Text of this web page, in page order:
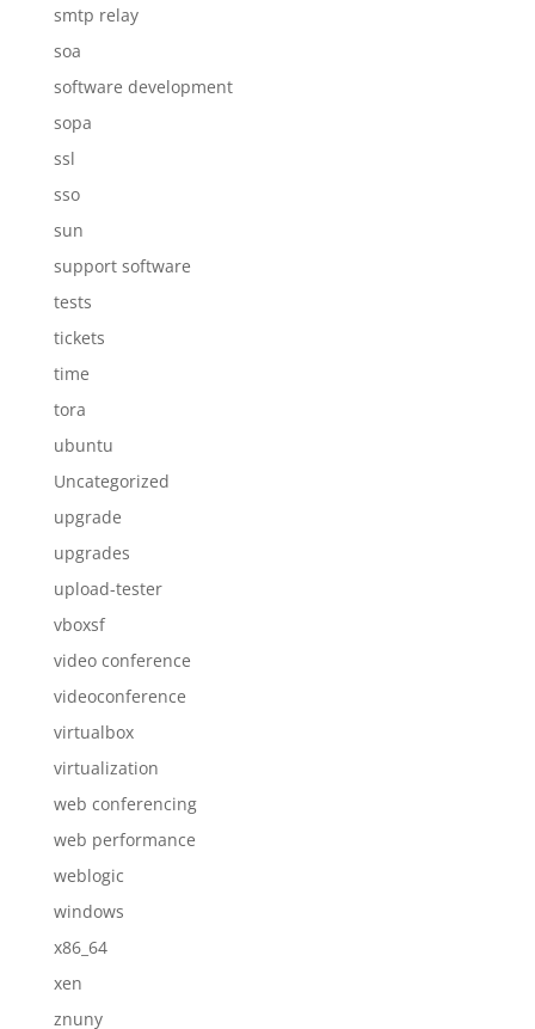
smtp relay
soa
software development
sopa
ssl
sso
sun
support software
tests
tickets
time
tora
ubuntu
Uncategorized
upgrade
upgrades
upload-tester
vboxsf
video conference
videoconference
virtualbox
virtualization
web conferencing
web performance
weblogic
windows
x86_64
xen
znuny